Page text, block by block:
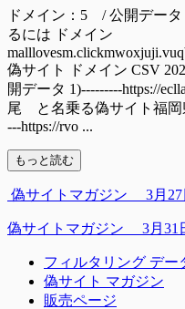
ドメイン：5 / 公開デー
るには ドメイン
偽サイト ドメイン CSV
開データ 1)---------https://
尾 と名乗る偽サイト福岡
---https://rvo ...
もっと読む
偽サイトマガジン 3月27
偽サイトマガジン 3月31
フィルタリング デー
偽サイト マガジン
販売ページ